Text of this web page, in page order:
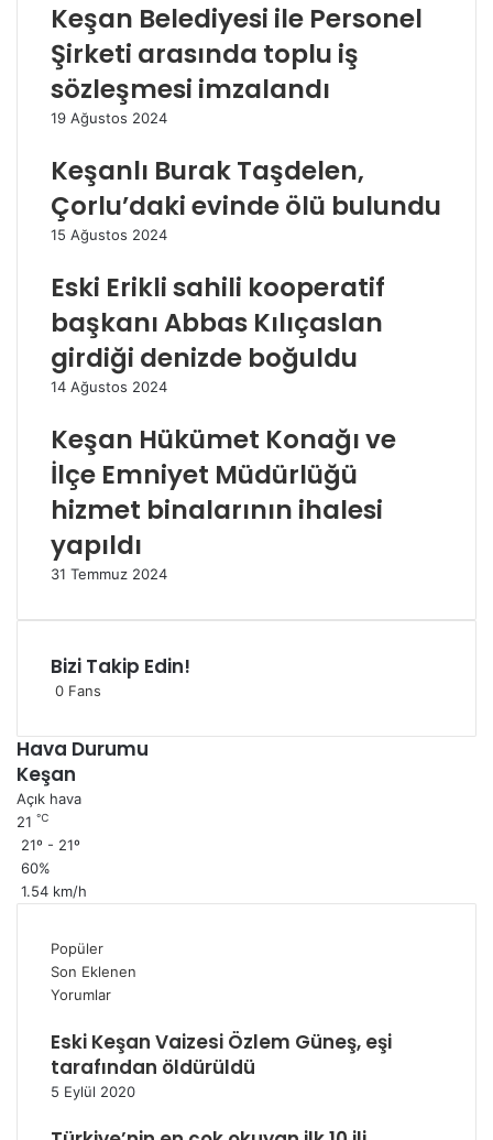
Keşan Belediyesi ile Personel
Şirketi arasında toplu iş
sözleşmesi imzalandı
19 Ağustos 2024
Keşanlı Burak Taşdelen,
Çorlu’daki evinde ölü bulundu
15 Ağustos 2024
Eski Erikli sahili kooperatif
başkanı Abbas Kılıçaslan
girdiği denizde boğuldu
14 Ağustos 2024
Keşan Hükümet Konağı ve
İlçe Emniyet Müdürlüğü
hizmet binalarının ihalesi
yapıldı
31 Temmuz 2024
Bizi Takip Edin!
0 Fans
Hava Durumu
Keşan
Açık hava
21 ℃
21º - 21º
60%
1.54 km/h
Popüler
Son Eklenen
Yorumlar
Eski Keşan Vaizesi Özlem Güneş, eşi
tarafından öldürüldü
5 Eylül 2020